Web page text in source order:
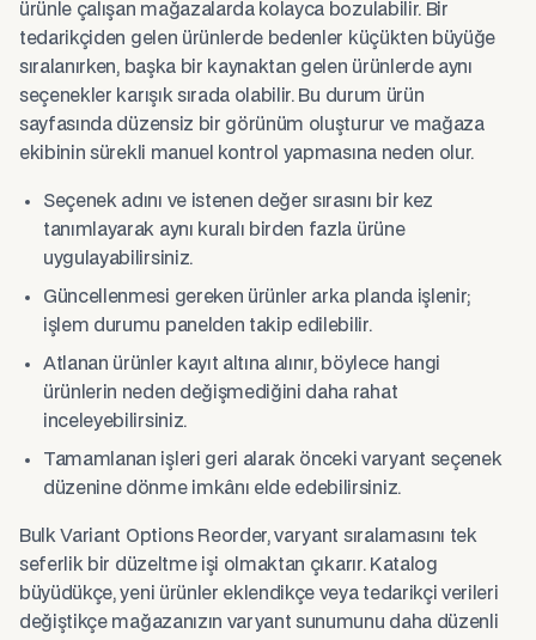
ürünle çalışan mağazalarda kolayca bozulabilir. Bir
tedarikçiden gelen ürünlerde bedenler küçükten büyüğe
sıralanırken, başka bir kaynaktan gelen ürünlerde aynı
seçenekler karışık sırada olabilir. Bu durum ürün
sayfasında düzensiz bir görünüm oluşturur ve mağaza
ekibinin sürekli manuel kontrol yapmasına neden olur.
Seçenek adını ve istenen değer sırasını bir kez
tanımlayarak aynı kuralı birden fazla ürüne
uygulayabilirsiniz.
Güncellenmesi gereken ürünler arka planda işlenir;
işlem durumu panelden takip edilebilir.
Atlanan ürünler kayıt altına alınır, böylece hangi
ürünlerin neden değişmediğini daha rahat
inceleyebilirsiniz.
Tamamlanan işleri geri alarak önceki varyant seçenek
düzenine dönme imkânı elde edebilirsiniz.
Bulk Variant Options Reorder, varyant sıralamasını tek
seferlik bir düzeltme işi olmaktan çıkarır. Katalog
büyüdükçe, yeni ürünler eklendikçe veya tedarikçi verileri
değiştikçe mağazanızın varyant sunumunu daha düzenli